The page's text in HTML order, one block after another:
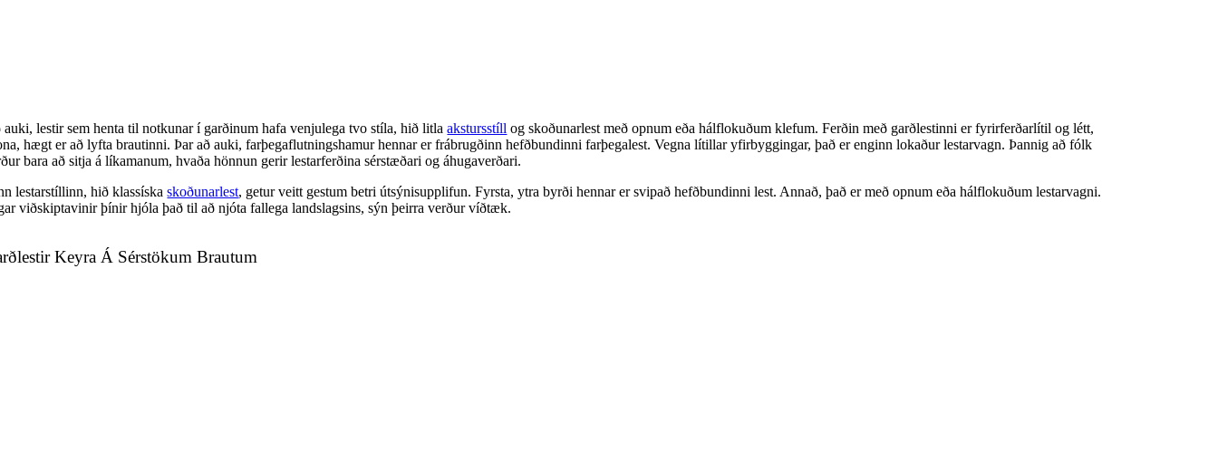
auki, lestir sem henta til notkunar í garðinum hafa venjulega tvo stíla, hið litlaakstursstíll og skoðunarlest með opnum eða hálflokuðum klefum. Ferðin með garðlestinni er fyrirferðarlítil og létt,
hægt er að lyfta brautinni. Þar að auki, farþegaflutningshamur hennar er frábrugðinn hefðbundinni farþegalest. Vegna lítillar yfirbyggingar, það er enginn lokaður lestarvagn. Þannig að fólk
bara að sitja á líkamanum, hvaða hönnun gerir lestarferðina sérstæðari og áhugaverðari.
lestarstíllinn, hið klassískaskoðunarlest, getur veitt gestum betri útsýnisupplifun. Fyrsta, ytra byrði hennar er svipað hefðbundinni lest. Annað, það er með opnum eða hálflokuðum lestarvagni.
viðskiptavinir þínir hjóla það til að njóta fallega landslagsins, sýn þeirra verður víðtæk.
Keyra Á Sérstökum Brautum